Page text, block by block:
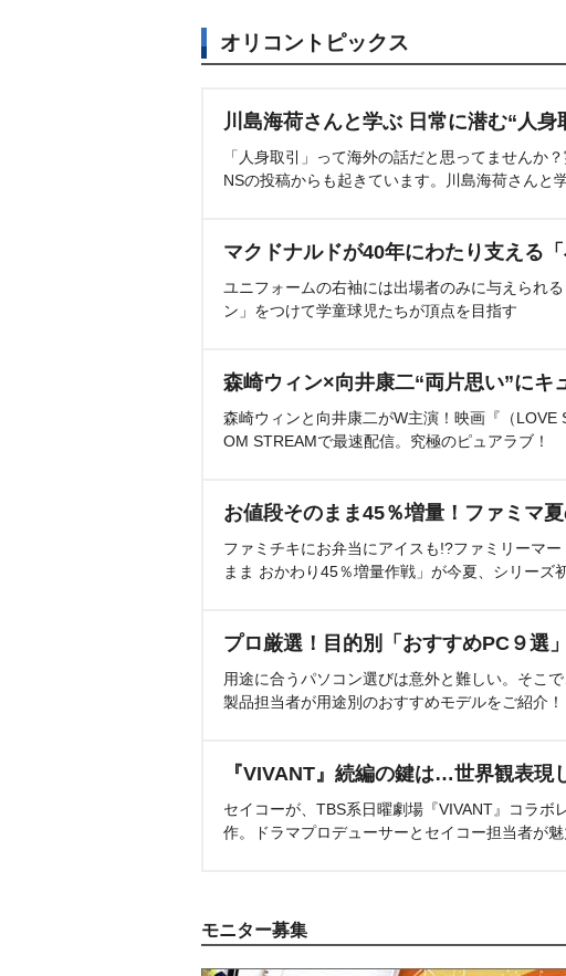
オリコントピックス
川島海荷さんと学ぶ 日常に潜む“人身
「人身取引」って海外の話だと思ってませんか
NSの投稿からも起きています。川島海荷さんと
マクドナルドが40年にわたり支える「
ユニフォームの右袖には出場者のみに与えられ
ン」をつけて学童球児たちが頂点を目指す
森崎ウィン×向井康二“両片思い”にキ
森崎ウィンと向井康二がW主演！映画『（LOVE
OM STREAMで最速配信。究極のピュアラブ！
お値段そのまま45％増量！ファミマ
ファミチキにお弁当にアイスも!?ファミリーマ
まま おかわり45％増量作戦」が今夏、シリーズ
プロ厳選！目的別「おすすめPC９選
用途に合うパソコン選びは意外と難しい。そこ
製品担当者が用途別のおすすめモデルをご紹介！
『VIVANT』続編の鍵は…世界観表現
セイコーが、TBS系日曜劇場『VIVANT』コラボ
作。ドラマプロデューサーとセイコー担当者が魅
モニター募集